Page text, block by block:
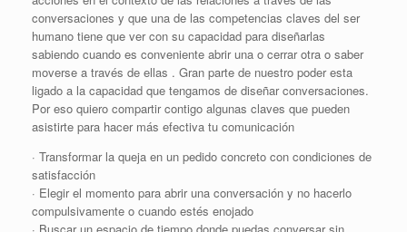
conversaciones y que una de las competencias claves del ser
humano tiene que ver con su capacidad para diseñarlas
sabiendo cuando es conveniente abrir una o cerrar otra o saber
moverse a través de ellas . Gran parte de nuestro poder esta
ligado a la capacidad que tengamos de diseñar conversaciones.
Por eso quiero compartir contigo algunas claves que pueden
asistirte para hacer más efectiva tu comunicación
· Transformar la queja en un pedido concreto con condiciones de
satisfacción
· Elegir el momento para abrir una conversación y no hacerlo
compulsivamente o cuando estés enojado